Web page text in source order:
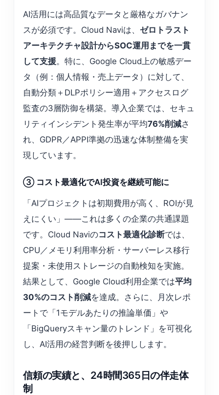
AI活用には高品質なデータと厳格なガバナン
スが必須です。Cloud Naviは、 ゼロトラスト
アーキテクチャ設計からSOC運用までを一貫
して支援。特に、Google Cloud上の敏感デー
タ（例：個人情報・売上データ）に対して、
自動分類＋DLPポリシー適用＋アクセスログ
監査の3層防御を構築。導入企業では、セキュ
リティインシデント発生率が平均76%削減さ
れ、GDPR／APPI準拠の迅速な体制整備を実
現しています。
③ コスト最適化でAI投資を継続可能に
「AIプロジェクトは初期費用が高く、ROIが見
えにくい」——これは多くの企業の共通課題
です。Cloud Naviのコスト最適化診断では、
CPU／メモリ利用率分析・サーバーレス移行
提案・未使用ストレージの自動検知を実施。
結果として、Google Cloud利用企業では平均
30%のコスト削減を達成。さらに、月次レポ
ートで「1モデルあたりの推論単価」や
「BigQueryスキャン量のトレンド」を可視化
し、AI活用の経営判断を後押しします。
信頼の実績と、24時間365日の伴走体
制